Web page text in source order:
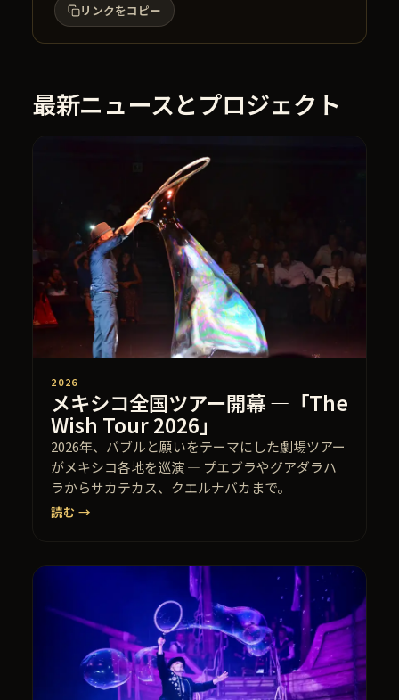
リンクをコピー
最新ニュースとプロジェクト
2026
メキシコ全国ツアー開幕 —「The
Wish Tour 2026」
2026年、バブルと願いをテーマにした劇場ツアー
がメキシコ各地を巡演 — プエブラやグアダラハ
ラからサカテカス、クエルナバカまで。
読む →